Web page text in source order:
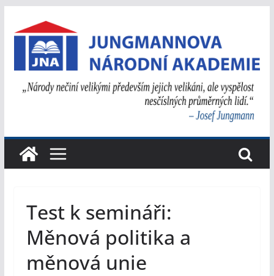
na
obsah
Test k semináři:
Měnová politika a
měnová unie